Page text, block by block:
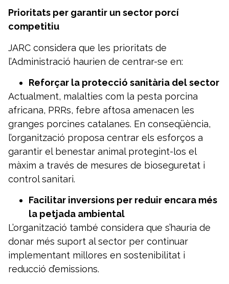
Prioritats per garantir un sector porcí
competitiu
JARC considera que les prioritats de
l’Administració haurien de centrar-se en:
Reforçar la protecció sanitària del sector
Actualment, malalties com la pesta porcina
africana, PRRs, febre aftosa amenacen les
granges porcines catalanes. En conseqüència,
l’organització proposa centrar els esforços a
garantir el benestar animal protegint-los el
màxim a través de mesures de bioseguretat i
control sanitari.
Facilitar inversions per reduir encara més
la petjada ambiental
L’organització també considera que s’hauria de
donar més suport al sector per continuar
implementant millores en sostenibilitat i
reducció d’emissions.